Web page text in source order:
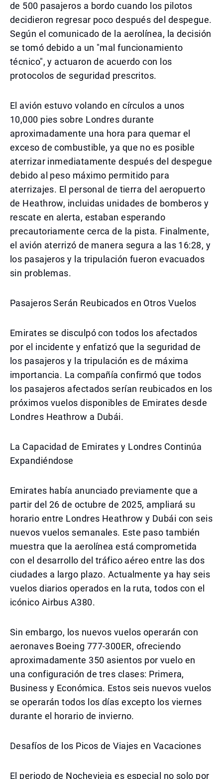
de 500 pasajeros a bordo cuando los pilotos
decidieron regresar poco después del despegue.
Según el comunicado de la aerolínea, la decisión
se tomó debido a un "mal funcionamiento
técnico", y actuaron de acuerdo con los
protocolos de seguridad prescritos.
El avión estuvo volando en círculos a unos
10,000 pies sobre Londres durante
aproximadamente una hora para quemar el
exceso de combustible, ya que no es posible
aterrizar inmediatamente después del despegue
debido al peso máximo permitido para
aterrizajes. El personal de tierra del aeropuerto
de Heathrow, incluidas unidades de bomberos y
rescate en alerta, estaban esperando
precautoriamente cerca de la pista. Finalmente,
el avión aterrizó de manera segura a las 16:28, y
los pasajeros y la tripulación fueron evacuados
sin problemas.
Pasajeros Serán Reubicados en Otros Vuelos
Emirates se disculpó con todos los afectados
por el incidente y enfatizó que la seguridad de
los pasajeros y la tripulación es de máxima
importancia. La compañía confirmó que todos
los pasajeros afectados serían reubicados en los
próximos vuelos disponibles de Emirates desde
Londres Heathrow a Dubái.
La Capacidad de Emirates y Londres Continúa
Expandiéndose
Emirates había anunciado previamente que a
partir del 26 de octubre de 2025, ampliará su
horario entre Londres Heathrow y Dubái con seis
nuevos vuelos semanales. Este paso también
muestra que la aerolínea está comprometida
con el desarrollo del tráfico aéreo entre las dos
ciudades a largo plazo. Actualmente ya hay seis
vuelos diarios operados en la ruta, todos con el
icónico Airbus A380.
Sin embargo, los nuevos vuelos operarán con
aeronaves Boeing 777-300ER, ofreciendo
aproximadamente 350 asientos por vuelo en
una configuración de tres clases: Primera,
Business y Económica. Estos seis nuevos vuelos
se operarán todos los días excepto los viernes
durante el horario de invierno.
Desafíos de los Picos de Viajes en Vacaciones
El periodo de Nochevieja es especial no solo por